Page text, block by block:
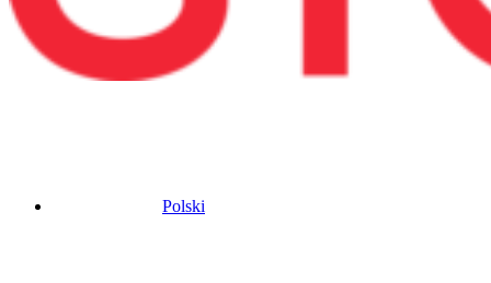
Polski